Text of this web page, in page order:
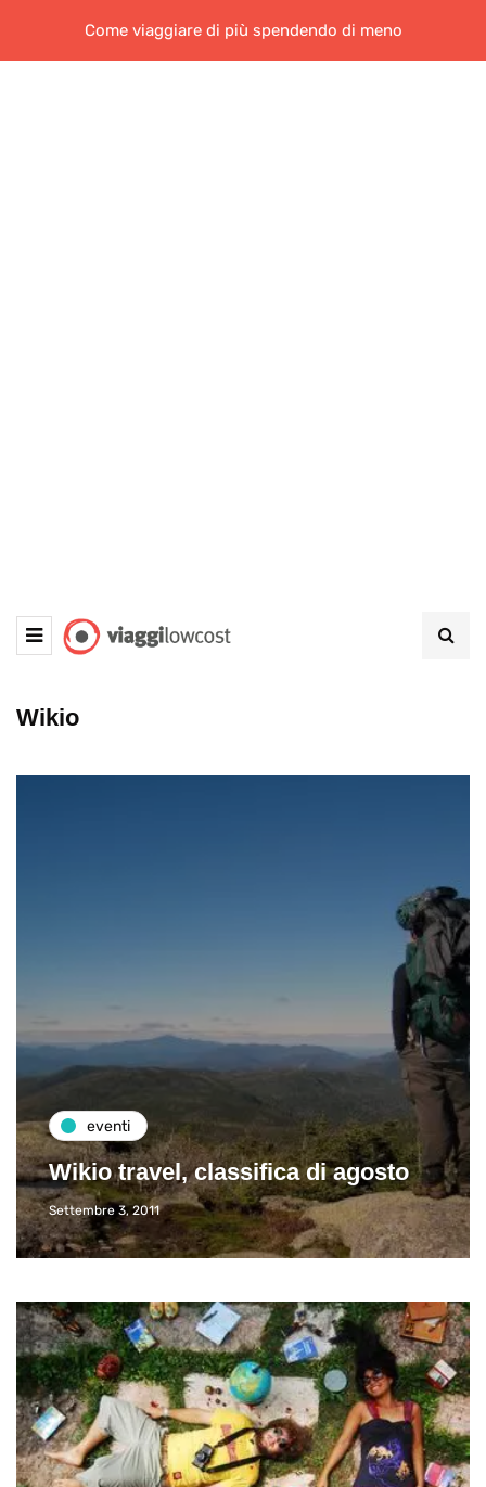
Come viaggiare di più spendendo di meno
Wikio
eventi
Wikio travel, classifica di agosto
Settembre 3, 2011